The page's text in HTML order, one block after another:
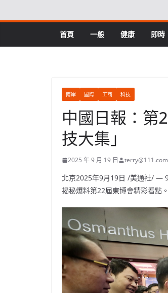
to
首頁 一般 健康 即時
兩岸 國際 工商 科技
中國日報：第
技大集」
2025 年 9 月 19 日
北京2025年9月19日 /美通社/ — 9
揭秘爆料第22屆東博會精彩看點。